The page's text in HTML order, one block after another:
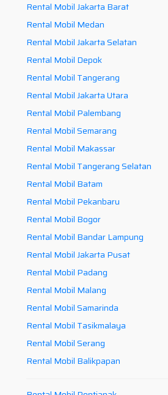
Rental Mobil Jakarta Barat
Rental Mobil Medan
Rental Mobil Jakarta Selatan
Rental Mobil Depok
Rental Mobil Tangerang
Rental Mobil Jakarta Utara
Rental Mobil Palembang
Rental Mobil Semarang
Rental Mobil Makassar
Rental Mobil Tangerang Selatan
Rental Mobil Batam
Rental Mobil Pekanbaru
Rental Mobil Bogor
Rental Mobil Bandar Lampung
Rental Mobil Jakarta Pusat
Rental Mobil Padang
Rental Mobil Malang
Rental Mobil Samarinda
Rental Mobil Tasikmalaya
Rental Mobil Serang
Rental Mobil Balikpapan